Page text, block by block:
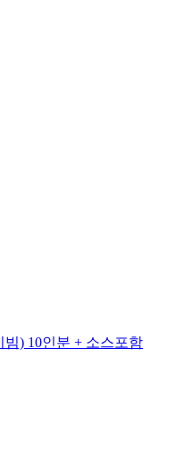
) 10인분 + 소스포함